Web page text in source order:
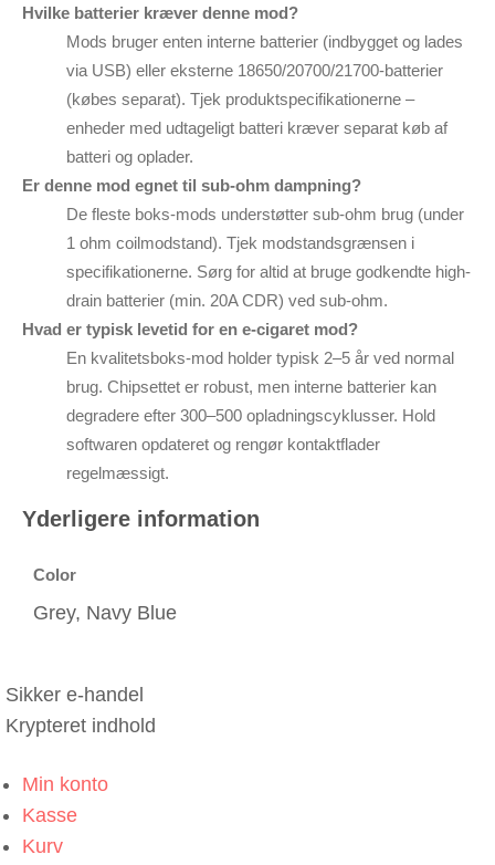
Hvilke batterier kræver denne mod?
Mods bruger enten interne batterier (indbygget og lades
via USB) eller eksterne 18650/20700/21700-batterier
(købes separat). Tjek produktspecifikationerne –
enheder med udtageligt batteri kræver separat køb af
batteri og oplader.
Er denne mod egnet til sub-ohm dampning?
De fleste boks-mods understøtter sub-ohm brug (under
1 ohm coilmodstand). Tjek modstandsgrænsen i
specifikationerne. Sørg for altid at bruge godkendte high-
drain batterier (min. 20A CDR) ved sub-ohm.
Hvad er typisk levetid for en e-cigaret mod?
En kvalitetsboks-mod holder typisk 2–5 år ved normal
brug. Chipsettet er robust, men interne batterier kan
degradere efter 300–500 opladningscyklusser. Hold
softwaren opdateret og rengør kontaktflader
regelmæssigt.
Yderligere information
Color
Grey, Navy Blue
Sikker e-handel
Krypteret indhold
Min konto
Kasse
Kurv